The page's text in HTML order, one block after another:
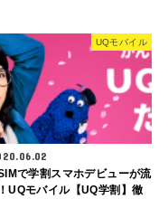
UQモバイル
で学割スマホデビューが流
UQモバイル【UQ学割】徹